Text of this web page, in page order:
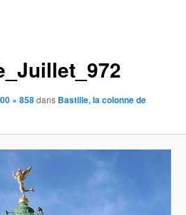
× 858dans Bastille, la colonne de